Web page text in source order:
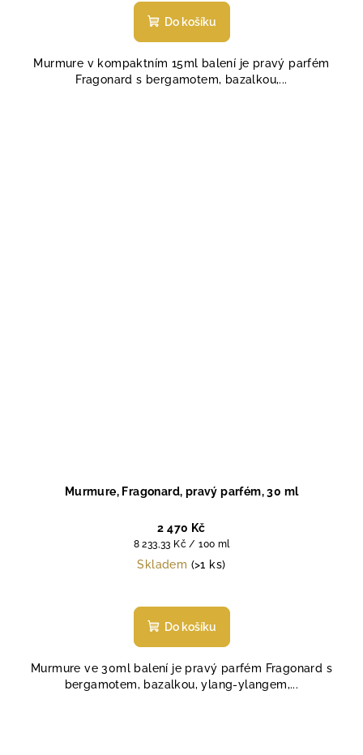
Do košíku
Murmure v kompaktním 15ml balení je pravý parfém
Fragonard s bergamotem, bazalkou,...
Murmure, Fragonard, pravý parfém, 30 ml
2 470 Kč
Měrná
cena:
8 233,33 Kč / 100 ml
Skladem (>1 ks)
Do košíku
Murmure ve 30ml balení je pravý parfém Fragonard s
bergamotem, bazalkou, ylang-ylangem,...